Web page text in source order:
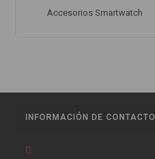
Accesorios Smartwatch
INFORMACIÓN DE CONTACTO